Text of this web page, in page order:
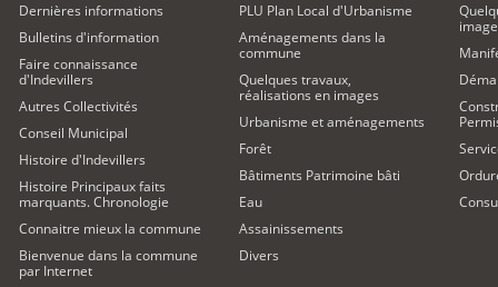
Dernières informations
Bulletins d'information
Faire connaissance
d'Indevillers
Autres Collectivités
Conseil Municipal
Histoire d'Indevillers
Histoire Principaux faits
marquants. Chronologie
Connaitre mieux la commune
Bienvenue dans la commune
par Internet
PLU Plan Local d'Urbanisme
Aménagements dans la
commune
Quelques travaux,
réalisations en images
Urbanisme et aménagements
Forêt
Bâtiments Patrimoine bâti
Eau
Assainissements
Divers